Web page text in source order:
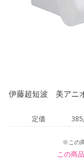
伊藤超短波 美アニ
定価
※この商
この商